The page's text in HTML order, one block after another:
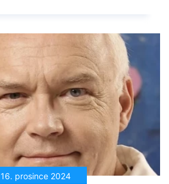
16. prosince 2024